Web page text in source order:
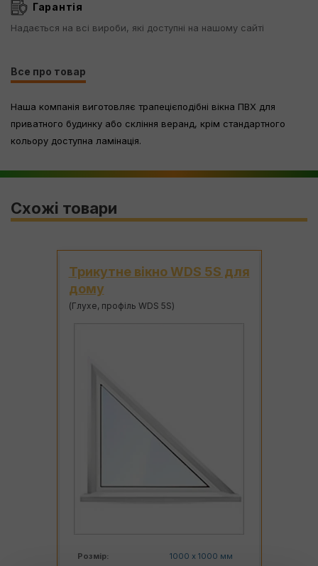
Гарантія
Надається на всі вироби, які доступні на нашому сайті
Все про товар
Наша компанія виготовляє трапецієподібні вікна ПВХ для
приватного будинку або скління веранд, крім стандартного
кольору доступна ламінація.
Схожі товари
Круглое вікно WDS 5S в
будинок
(Глухе, профіль WDS 5S)
Діаметр:
1000 мм